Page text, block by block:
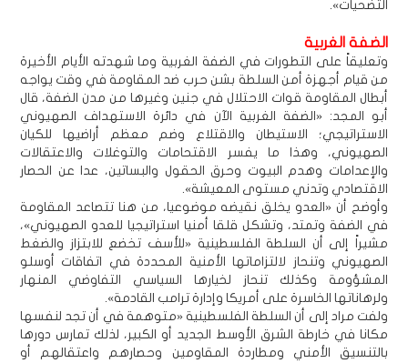
التضحيات».
الضفة الغربية
وتعليقاً على التطورات في الضفة الغربية وما شهدته الأيام الأخيرة
من قيام أجهزة أمن السلطة بشن حرب ضد المقاومة في وقت يواجه
أبطال المقاومة قوات الاحتلال في جنين وغيرها من مدن الضفة، قال
أبو المجد: «الضفة الغربية الآن في دائرة الاستهداف الصهيوني
الاستراتيجي؛ الاستيطان والاقتلاع وضم معظم أراضيها للكيان
الصهيوني، وهذا ما يفسر الاقتحامات والتوغلات والاعتقالات
والإعدامات وهدم البيوت وحرق الحقول والبساتين، عدا عن الحصار
الاقتصادي وتدني مستوى المعيشة».
وأوضح أن «العدو يخلق نقيضه موضوعيا، من هنا تتصاعد المقاومة
في الضفة وتمتد، وتشكل قلقا أمنيا استراتيجيا للعدو الصهيوني»،
مشيراً إلى أن السلطة الفلسطينية «للأسف تخضع للابتزاز والضغط
الصهيوني وتنحاز لالتزاماتها الأمنية المحددة في اتفاقات أوسلو
المشؤومة وكذلك تنحاز لخيارها السياسي التفاوضي المنهار
ولرهاناتها الخاسرة على أمريكا وإدارة ترامب القادمة».
ولفت مراد إلى أن السلطة الفلسطينية «متوهمة في أن تجد لنفسها
مكانا في خارطة الشرق الأوسط الجديد أو الكبير، لذلك تمارس دورها
بالتنسيق الأمني ومطاردة المقاومين وحصارهم واعتقالهم أو